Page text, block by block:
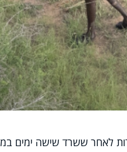
לאחר ששרד שישה ימים